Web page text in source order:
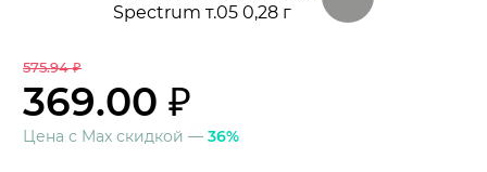
575.94 ₽
369.00 ₽
Цена с Max скидкой — 36%